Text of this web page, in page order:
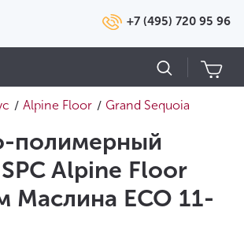
+7 (495) 720 95 96
/ Alpine Floor / Grand Sequoia
полимерный
Alpine Floor
Маслина ECO 11-